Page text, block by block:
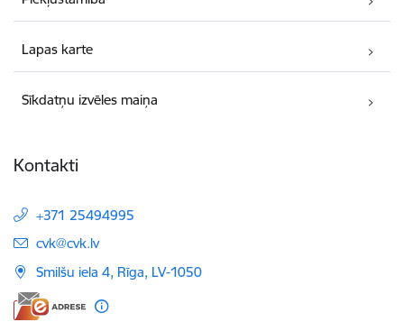
Lapas karte
Sīkdatņu izvēles maiņa
Kontakti
+371 25494995
E-pasts:
cvk@cvk.lv
Smilšu iela 4, Rīga, LV-1050